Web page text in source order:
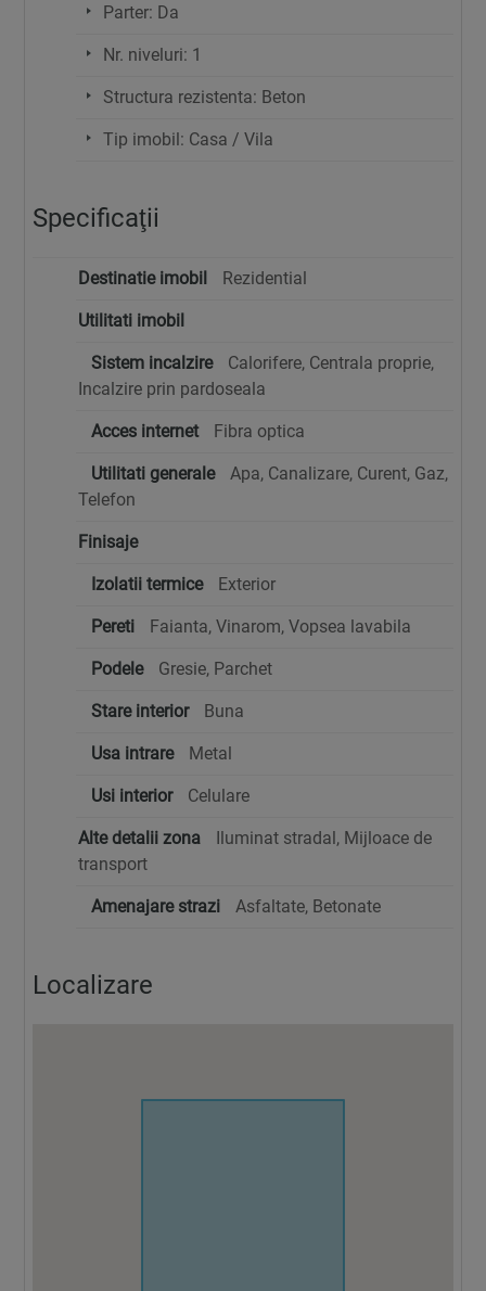
Parter: Da
Nr. niveluri: 1
Structura rezistenta: Beton
Tip imobil: Casa / Vila
Specificaţii
Destinatie imobil Rezidential
Utilitati imobil
Sistem incalzire
Calorifere, Centrala proprie,
Incalzire prin pardoseala
Acces internet Fibra optica
Utilitati generale
Apa, Canalizare, Curent, Gaz,
Telefon
Finisaje
Izolatii termice Exterior
Pereti Faianta, Vinarom, Vopsea lavabila
Podele Gresie, Parchet
Stare interior Buna
Usa intrare Metal
Usi interior Celulare
Alte detalii zona
Iluminat stradal, Mijloace de
transport
Amenajare strazi Asfaltate, Betonate
Localizare